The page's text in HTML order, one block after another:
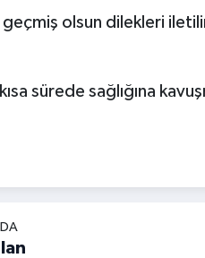
olsun dilekleri
sürede sağlığına